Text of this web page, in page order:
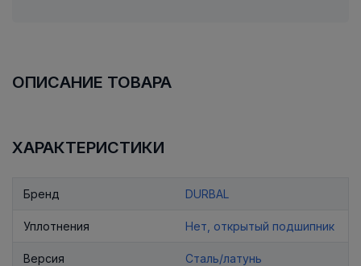
ОПИСАНИЕ ТОВАРА
ХАРАКТЕРИСТИКИ
Бренд DURBAL
Уплотнения Нет, открытый подшипник
Версия Сталь/латунь